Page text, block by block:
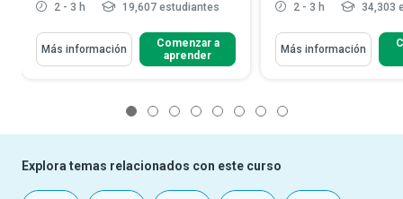
2 - 3 h 19,607 estudiantes
Más información
Comenzar a
aprender
2 - 3 h 34,303
Más información
Explora temas relacionados con este curso